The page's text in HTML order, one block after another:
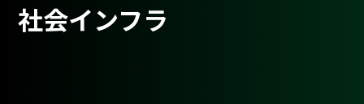
社会インフラ